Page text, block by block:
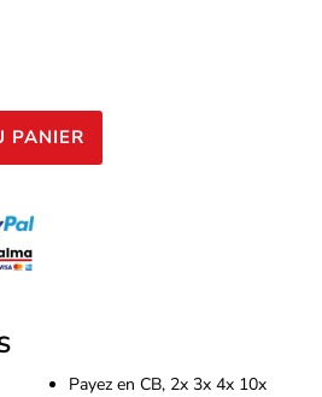
PANIER
Payez en CB, 2x 3x 4x 10x